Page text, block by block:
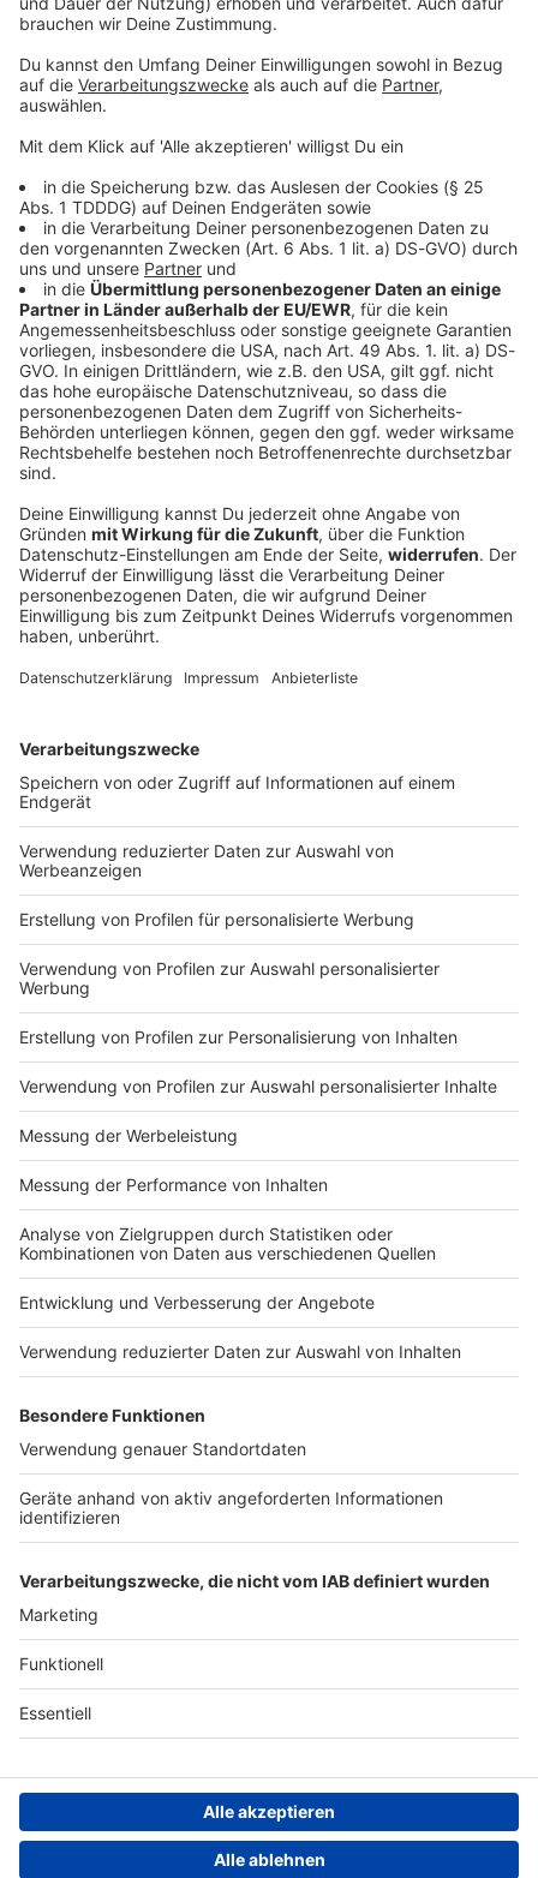
© dpa-infocom, dpa:260513-930-77482/1
Bayern
Verfassungsschutz beobachtet AfD-
Abgeordneten Nolte
Auf die AfD hat der Verfassungsschutz ein Auge.
Inzwischen steht in Bayern der dritte
DEINE GEMERKTEN ARTIKEL
Du hast dir noch keine Artikel gemerkt
Markiere sie hierfür mit einem
Impressum
Nutzungsbedingungen
Jobs
Presse
Werben
Archiv
ANTENNE BAYERN GROUP
Stiftung ANTENNE BAYERN
hilft
Teilnahmebedingungen
Grounding Page ANTENNE
BAYERN
Kontakt
Studio-Hotline
Verkehrs-Hotline
Datenschutz­erklärung
einstellungen
Persönliche Datenkontrolle
Newsletter